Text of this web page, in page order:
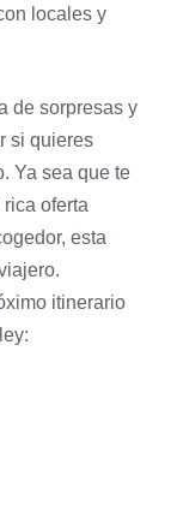
locales y
de sorpresas y
si quieres
Ya sea que te
oferta
esta
itinerario